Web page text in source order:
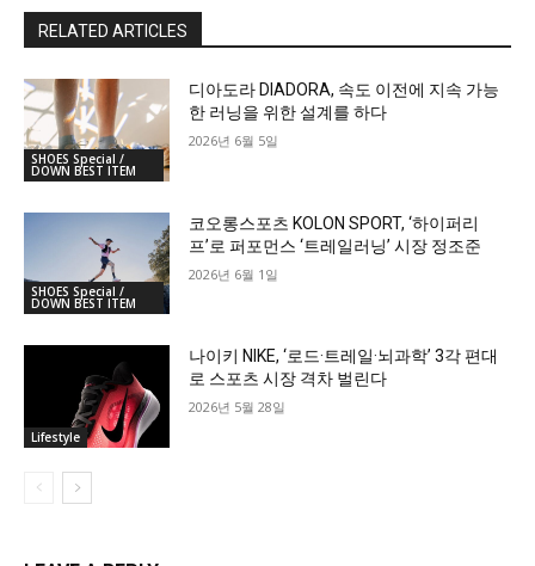
RELATED ARTICLES
SHOES Special /
DOWN BEST ITEM
디아도라 DIADORA, 속도 이전에 지속 가능
한 러닝을 위한 설계를 하다
2026년 6월 5일
SHOES Special /
DOWN BEST ITEM
코오롱스포츠 KOLON SPORT, ‘하이퍼리
프’로 퍼포먼스 ‘트레일러닝’ 시장 정조준
2026년 6월 1일
Lifestyle
나이키 NIKE, ‘로드·트레일·뇌과학’ 3각 편대
로 스포츠 시장 격차 벌린다
2026년 5월 28일